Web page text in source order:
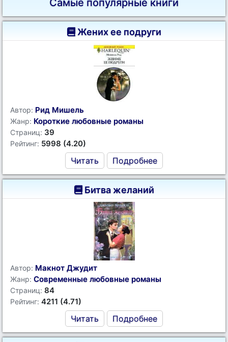
Самые популярные книги
Жених ее подруги
Автор: Рид Мишель
Жанр: Короткие любовные романы
Страниц: 39
Рейтинг: 5998 (4.20)
Читать Подробнее
Битва желаний
Автор: Макнот Джудит
Жанр: Современные любовные романы
Страниц: 84
Рейтинг: 4211 (4.71)
Читать Подробнее